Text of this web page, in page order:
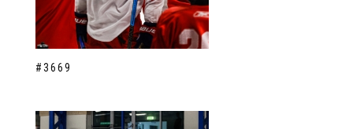
#3669